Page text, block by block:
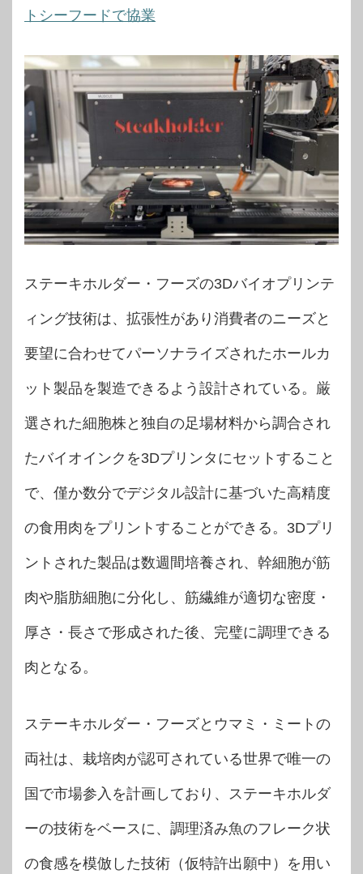
トシーフードで協業
ステーキホルダー・フーズの3Dバイオプリンテ
ィング技術は、拡張性があり消費者のニーズと
要望に合わせてパーソナライズされたホールカ
ット製品を製造できるよう設計されている。厳
選された細胞株と独自の足場材料から調合され
たバイオインクを3Dプリンタにセットすること
で、僅か数分でデジタル設計に基づいた高精度
の食用肉をプリントすることができる。3Dプリ
ントされた製品は数週間培養され、幹細胞が筋
肉や脂肪細胞に分化し、筋繊維が適切な密度・
厚さ・長さで形成された後、完璧に調理できる
肉となる。
ステーキホルダー・フーズとウマミ・ミートの
両社は、栽培肉が認可されている世界で唯一の
国で市場参入を計画しており、ステーキホルダ
ーの技術をベースに、調理済み魚のフレーク状
の食感を模倣した技術（仮特許出願中）を用い